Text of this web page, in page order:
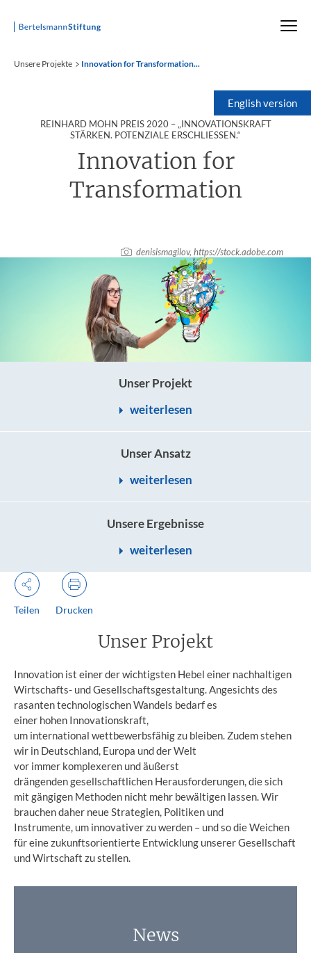
Startseite
Unsere Projekte Innovation for Transformation...
English version
REINHARD MOHN PREIS 2020 – „INNOVATIONSKRAFT
STÄRKEN. POTENZIALE ERSCHLIESSEN.“
Innovation for
Transformation
denisismagilov, https://stock.adobe.com
Unser Projekt
weiterlesen
Unser Ansatz
weiterlesen
Unsere Ergebnisse
weiterlesen
Teilen Drucken
Unser Projekt
Innovation ist einer der wichtigsten Hebel einer nachhaltigen
Wirtschafts- und Gesellschaftsgestaltung. Angesichts des
rasanten technologischen Wandels bedarf es
einer hohen Innovationskraft,
um international wettbewerbsfähig zu bleiben. Zudem stehen
wir in Deutschland, Europa und der Welt
vor immer komplexeren und äußerst
drängenden gesellschaftlichen Herausforderungen, die sich
mit gängigen Methoden nicht mehr bewältigen lassen. Wir
brauchen daher neue Strategien, Politiken und
Instrumente, um innovativer zu werden – und so die Weichen
für eine zukunftsorientierte Entwicklung unserer Gesellschaft
und Wirtschaft zu stellen.
News